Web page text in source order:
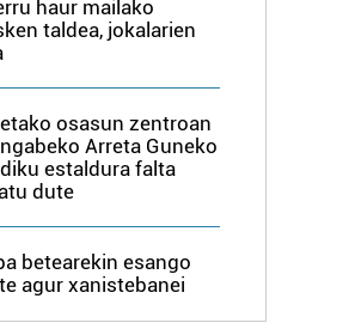
haur mailako
taldea, jokalarien
osasun zentroan
Arreta Guneko
estaldura falta
dute
betearekin esango
agur xanistebanei